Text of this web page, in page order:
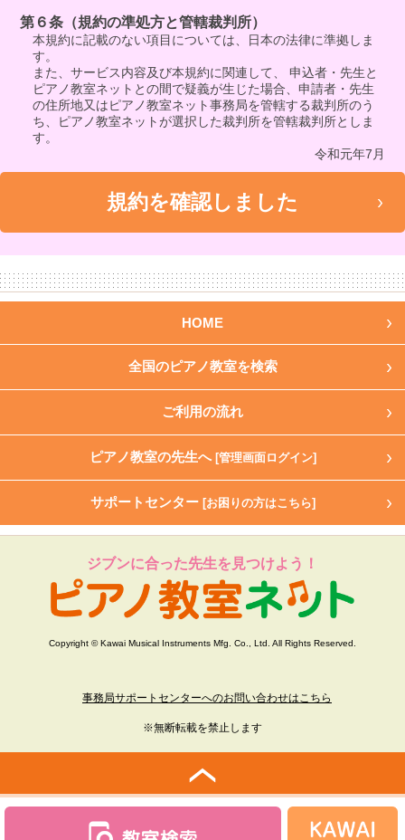
第６条（規約の準処方と管轄裁判所）
本規約に記載のない項目については、日本の法律に準拠しま
す。
また、サービス内容及び本規約に関連して、 申込者・先生と
ピアノ教室ネットとの間で疑義が生じた場合、申請者・先生
の住所地又はピアノ教室ネット事務局を管轄する裁判所のう
ち、ピアノ教室ネットが選択した裁判所を管轄裁判所としま
す。
令和元年7月
HOME
全国のピアノ教室を検索
ご利用の流れ
ピアノ教室の先生へ [管理画面ログイン]
サポートセンター [お困りの方はこちら]
ジブンに合った先生を見つけよう！
Copyright © Kawai Musical Instruments Mfg. Co., Ltd. All Rights Reserved.
事務局サポートセンターへのお問い合わせはこちら
※無断転載を禁止します